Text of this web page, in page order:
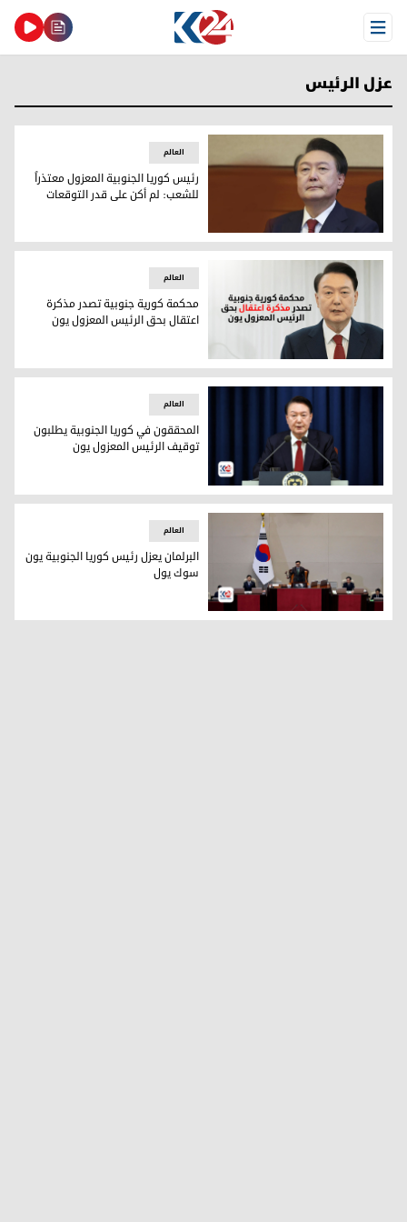
Open Menu
عزل الرئيس
رئيس كوريا الجنوبية المعزول معتذراً للشعب: لم أكن على قدر
العالم
رئيس كوريا الجنوبية المعزول معتذراً
للشعب: لم أكن على قدر التوقعات
محكمة كورية جنوبية تصدر مذكرة اعتقال بحق الرئيس
العالم
محكمة كورية جنوبية تصدر مذكرة
اعتقال بحق الرئيس المعزول يون
المحققون في كوريا الجنوبية يطلبون توقيف الرئيس المعزول
العالم
المحققون في كوريا الجنوبية يطلبون
توقيف الرئيس المعزول يون
البرلمان يعزل رئيس كوريا الجنوبية يون سوك يول
العالم
البرلمان يعزل رئيس كوريا الجنوبية يون
سوك يول